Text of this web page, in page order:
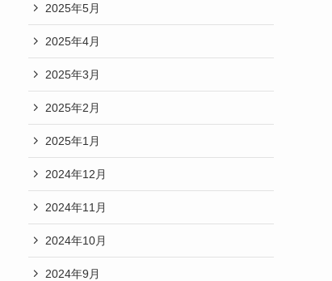
2025年5月
2025年4月
2025年3月
2025年2月
2025年1月
2024年12月
2024年11月
2024年10月
2024年9月